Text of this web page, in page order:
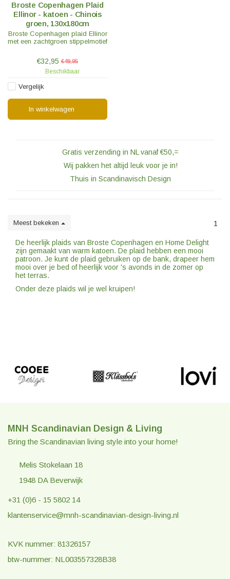
Broste Copenhagen Plaid
Ellinor - katoen - Chinois
groen, 130x180cm
Broste Copenhagen plaid Ellinor
met een zachtgroen stippelmotief
€32,95 €49,95
Beschikbaar
Vergelijk
In winkelwagen
Gratis verzending in NL vanaf €50,=
Wij pakken het altijd leuk voor je in!
Thuis in Scandinavisch Design
Meest bekeken 1
De heerlijk plaids van Broste Copenhagen en Home Delight
zijn gemaakt van warm katoen. De plaid hebben een mooi
patroon. Je kunt de plaid gebruiken op de bank, drapeer hem
mooi over je bed of heerlijk voor 's avonds in de zomer op
het terras.
Onder deze plaids wil je wel kruipen!
MNH Scandinavian Design & Living
Bring the Scandinavian living style into your home!
Melis Stokelaan 18
1948 DA Beverwijk
+31 (0)6 - 15 5802 14
klantenservice@mnh-scandinavian-design-living.nl
KVK nummer: 81326157
btw-nummer: NL003557328B38